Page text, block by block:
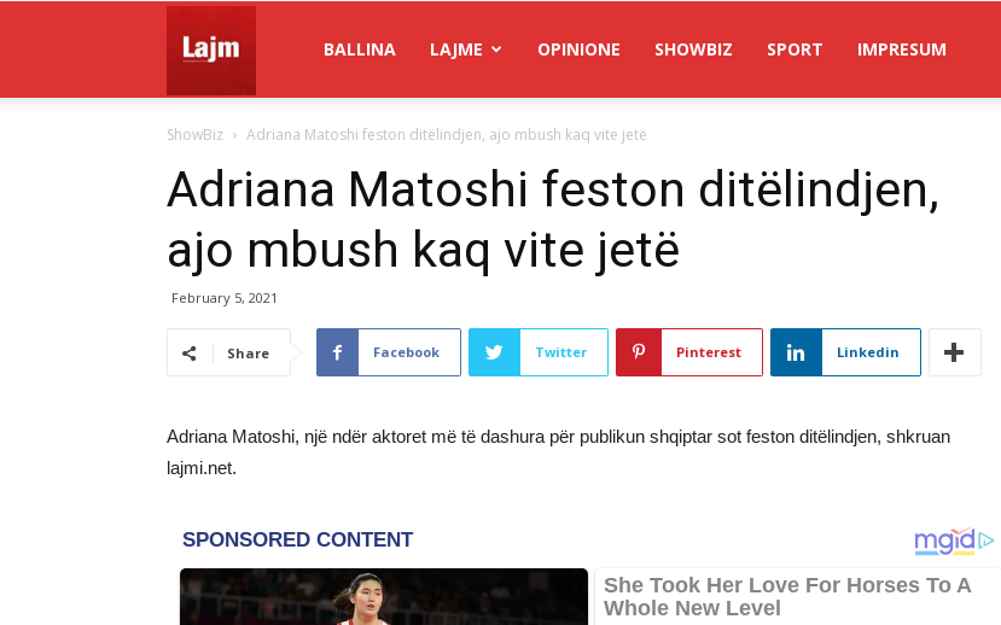
Lajm
BALLINA LAJME OPINIONE SHOWBIZ SPORT IMPRESUM
ShowBiz Adriana Matoshi feston ditëlindjen, ajo mbush kaq vite jetë
Adriana Matoshi feston ditëlindjen,
ajo mbush kaq vite jetë
February 5, 2021
Share Facebook Twitter Pinterest Linkedin
Adriana Matoshi, një ndër aktoret më të dashura për publikun shqiptar sot feston ditëlindjen, shkruan
lajmi.net.